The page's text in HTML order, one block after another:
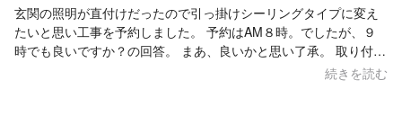
玄関の照明が直付けだったので引っ掛けシーリングタイプに変え
たいと思い工事を予約しました。 予約はAM８時。でしたが、９
時でも良いですか？の回答。 まあ、良いかと思い了承。 取り付け
る引っ掛けシーリングは自分で準備した方が良いか訊ねても既読
続きを読む